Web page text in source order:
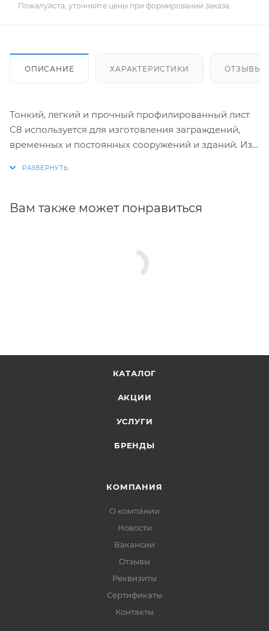
Пожалуйста, уточняйте цены при формировании заказа.
ОПИСАНИЕ ХАРАКТЕРИСТИКИ ОТЗЫВЫ
Тонкий, легкий и прочный профилированный лист
С8 используется для изготовления заграждений,
временных и постоянных сооружений и зданий. Из
сантиметров. Полная ширина профилированного
Стеновой профнастил изготавливается из листов
оцинкованной стали, которым на специальном
Вам также может понравиться
КАТАЛОГ
АКЦИИ
УСЛУГИ
БРЕНДЫ
КОМПАНИЯ
О компании
Новости
Вакансии
Отзывы
Реквизиты
Сертификаты
Контакты